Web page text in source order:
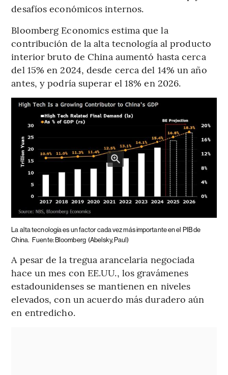
desafíos económicos internos.
Bloomberg Economics estima que la
contribución de la alta tecnología al producto
interior bruto de China aumentó hasta cerca
del 15% en 2024, desde cerca del 14% un año
antes, y podría superar el 18% en 2026.
La alta tecnología es un factor cada vez más importante en el PIB de
China. Fuente: Bloomberg (Abelsky, Paul)
A pesar de la tregua arancelaria negociada
hace un mes con EE.UU., los gravámenes
estadounidenses se mantienen en niveles
elevados, con un acuerdo más duradero aún
en entredicho.